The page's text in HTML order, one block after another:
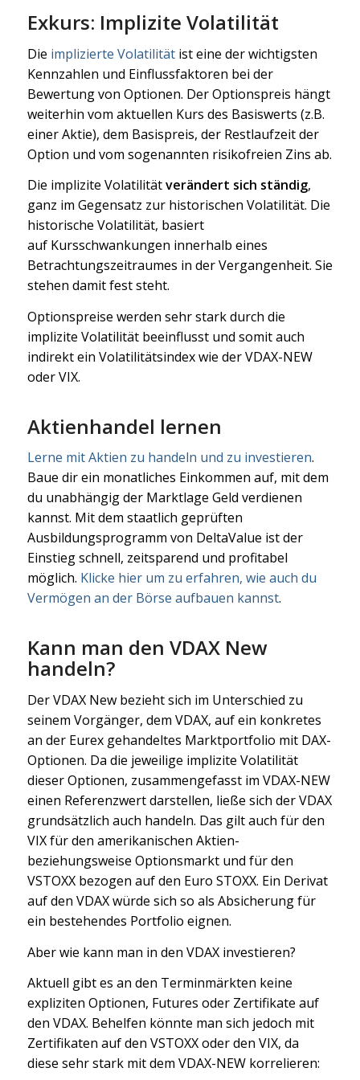
Exkurs: Implizite Volatilität
Die implizierte Volatilitätist eine der wichtigsten
Kennzahlen und Einflussfaktoren bei der
Bewertung von Optionen. Der Optionspreis hängt
weiterhin vom aktuellen Kurs des Basiswerts (z.B.
einer Aktie), dem Basispreis, der Restlaufzeit der
Option und vom sogenannten risikofreien Zins ab.
Die implizite Volatilitätverändert sich ständig,
ganz im Gegensatz zur historischen Volatilität. Die
historische Volatilität, basiert
auf Kursschwankungen innerhalb eines
Betrachtungszeitraumes in der Vergangenheit. Sie
stehen damit fest steht.
Optionspreise werden sehr stark durch die
implizite Volatilität beeinflusst und somit auch
indirekt ein Volatilitätsindex wie der VDAX-NEW
oder VIX.
Aktienhandel lernen
Lerne mit Aktien zu handeln und zu investieren.
Baue dir ein monatliches Einkommen auf, mit dem
du unabhängig der Marktlage Geld verdienen
kannst. Mit dem staatlich geprüften
Ausbildungsprogramm von DeltaValue ist der
Einstieg schnell, zeitsparend und profitabel
möglich. Klicke hier um zu erfahren, wie auch du
Vermögen an der Börse aufbauen kannst.
Kann man den VDAX New
handeln?
Der VDAX New bezieht sich im Unterschied zu
seinem Vorgänger, dem VDAX, auf ein konkretes
an der Eurex gehandeltes Marktportfolio mit DAX-
Optionen. Da die jeweilige implizite Volatilität
dieser Optionen, zusammengefasst im VDAX-NEW
einen Referenzwert darstellen, ließe sich der VDAX
grundsätzlich auch handeln. Das gilt auch für den
VIX für den amerikanischen Aktien-
beziehungsweise Optionsmarkt und für den
VSTOXX bezogen auf den Euro STOXX. Ein Derivat
auf den VDAX würde sich so als Absicherung für
ein bestehendes Portfolio eignen.
Aber wie kann man in den VDAX investieren?
Aktuell gibt es an den Terminmärkten keine
expliziten Optionen, Futures oder Zertifikate auf
den VDAX. Behelfen könnte man sich jedoch mit
Zertifikaten auf den VSTOXX oder den VIX, da
diese sehr stark mit dem VDAX-NEW korrelieren: